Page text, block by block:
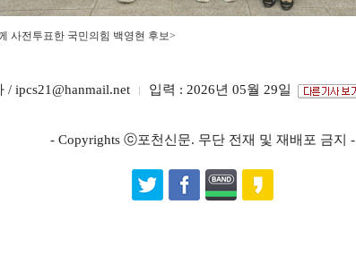
사전투표한 국민의힘 백영현 후보>
/ ipcs21@hanmail.net 입력 : 2026년 05월 29일
- Copyrights ⓒ포천신문. 무단 전재 및 재배포 금지 -